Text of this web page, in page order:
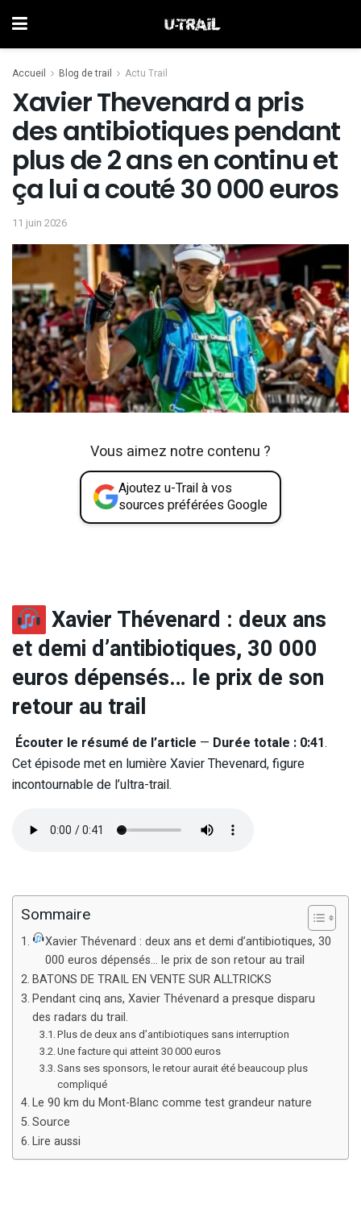
Accueil Blog de trail Actu Trail
Xavier Thevenard a pris
des antibiotiques pendant
plus de 2 ans en continu et
ça lui a couté 30 000 euros
11 juin 2026
Vous aimez notre contenu ?
Ajoutez u-Trail à vos
sources préférées Google
Xavier Thévenard : deux ans
et demi d’antibiotiques, 30 000
euros dépensés… le prix de son
retour au trail
Écouter le résumé de l’article — Durée totale : 0:41.
Cet épisode met en lumière Xavier Thevenard, figure
incontournable de l’ultra-trail.
Sommaire
Xavier Thévenard : deux ans et demi d’antibiotiques, 30
000 euros dépensés… le prix de son retour au trail
BATONS DE TRAIL EN VENTE SUR ALLTRICKS
Pendant cinq ans, Xavier Thévenard a presque disparu
des radars du trail.
Plus de deux ans d’antibiotiques sans interruption
Une facture qui atteint 30 000 euros
Sans ses sponsors, le retour aurait été beaucoup plus
compliqué
Le 90 km du Mont-Blanc comme test grandeur nature
Source
Lire aussi